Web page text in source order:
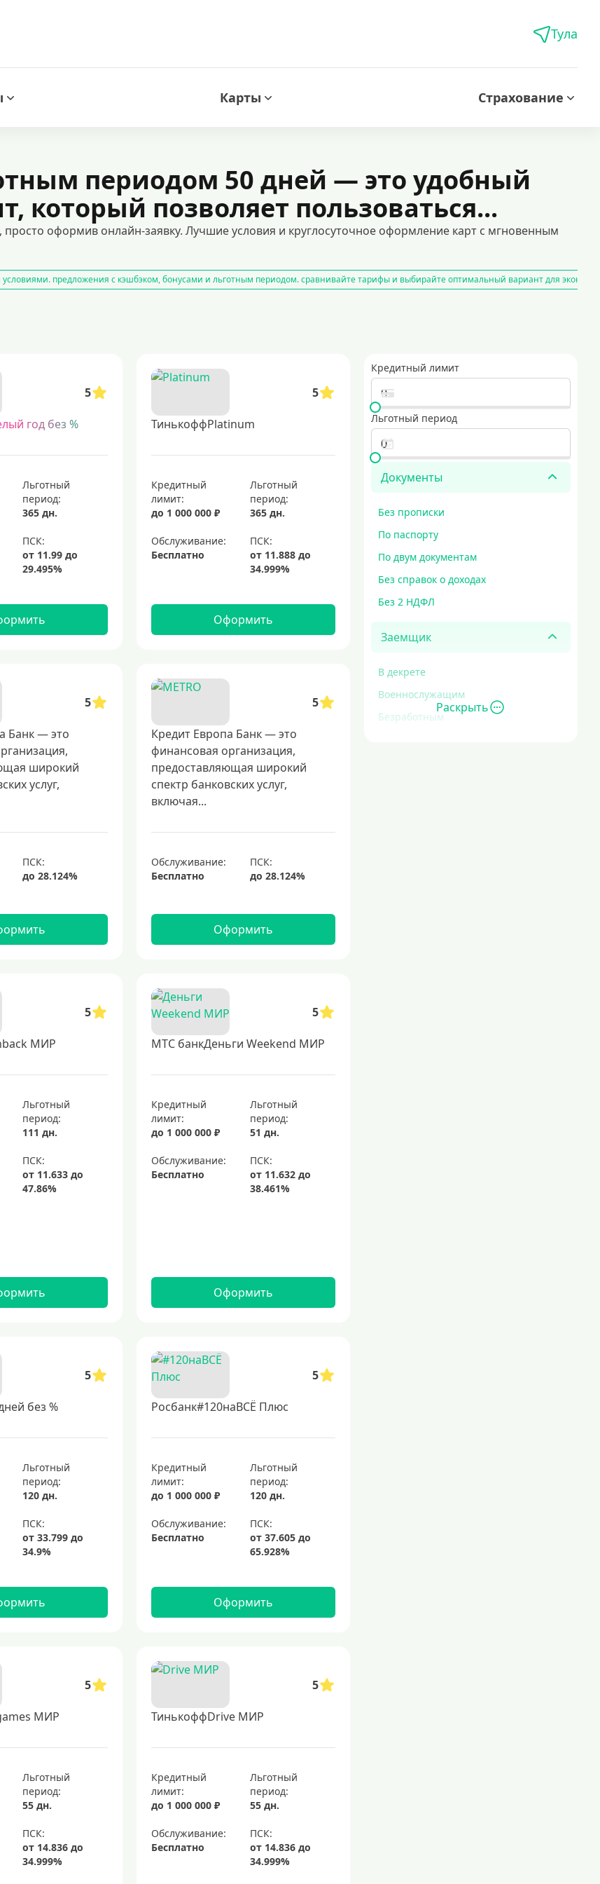
Тула
Карты Страхование
периодом 50 дней — это удобный
который позволяет пользоваться...
оформив онлайн-заявку. Лучшие условия и круглосуточное оформление карт с мгновенным
предложения с кэшбэком, бонусами и льготным периодом. сравнивайте тарифы и выбирайте оптимальный вариант для
такие продукты часто имеют упрощенные условия оформления и минимальные требования к заемщикам. они подходят для тех, кто
онлайн, получайте пластик прямо к вам. быстрое оформление, выгодные условия и безопасная доставка. идеальный выбор для тех,
топовые кредитные карты с выгодными условиями
для кредитных средств элитные кредитные карты кредитные карты для совершения покупок
кредитные карты мир
Кредитный лимит
Льготный период
Документы
Без прописки
По паспорту
По двум документам
Без справок о доходах
Без 2 НДФЛ
Заемщик
В декрете
Военнослужащим
Безработным
Раскрыть
5
год без %
Льготный
период:
365 дн.
5
ТинькоффPlatinum
Кредитный
лимит:
до 1 000 000 ₽
Льготный
период:
365 дн.
Обслуживание:
Бесплатно
Оформить
5
Банк — это
широкий
услуг,
5
Кредит Европа Банк — это
финансовая организация,
предоставляющая широкий
спектр банковских услуг,
включая...
Обслуживание:
Бесплатно
Оформить
5
МИР
Льготный
период:
111 дн.
5
МТС банкДеньги Weekend МИР
Кредитный
лимит:
до 1 000 000 ₽
Льготный
период:
51 дн.
Обслуживание:
Бесплатно
Оформить
5
без %
Льготный
период:
120 дн.
5
Росбанк#120наВСЁ Плюс
Кредитный
лимит:
до 1 000 000 ₽
Льготный
период:
120 дн.
Обслуживание:
Бесплатно
Оформить
5
МИР
Льготный
период:
55 дн.
5
ТинькоффDrive МИР
Кредитный
лимит:
до 1 000 000 ₽
Льготный
период:
55 дн.
Обслуживание:
Бесплатно